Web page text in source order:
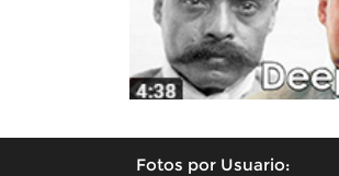
Fotos por Usuario: